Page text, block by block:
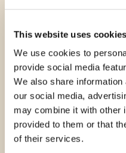
This website uses cookies
We use cookies to
provide social media
We also share
our social media,
may combine it with other
provided to them or that
of their services.
EINDHOVEN | PER
Geldropseweg